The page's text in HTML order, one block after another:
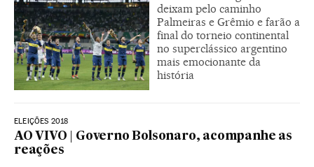
deixam pelo caminho
Palmeiras e Grêmio e farão a
final do torneio continental
no superclássico argentino
mais emocionante da
história
ELEIÇÕES 2018
AO VIVO | Governo Bolsonaro, acompanhe as
reações